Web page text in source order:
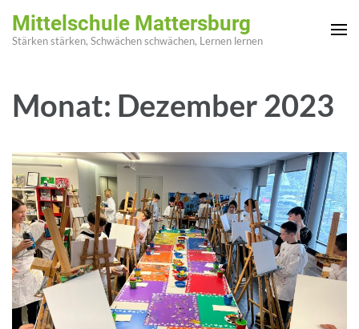
Inhalt
drücken)
Mittelschule Mattersburg
Stärken stärken, Schwächen schwächen, Lernen lernen
Monat: Dezember 2023